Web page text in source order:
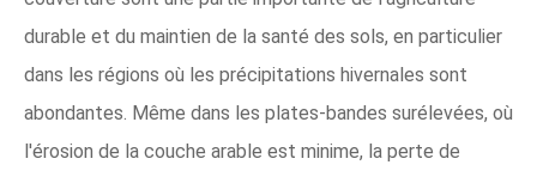
durable et du maintien de la santé des sols, en particulier
dans les régions où les précipitations hivernales sont
abondantes. Même dans les plates-bandes surélevées, où
l'érosion de la couche arable est minime, la perte de